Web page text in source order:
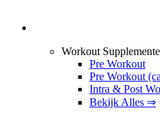
Workout
Pre Workout
Pre Workout
Intra & Post
Bekijk Alles ⇒